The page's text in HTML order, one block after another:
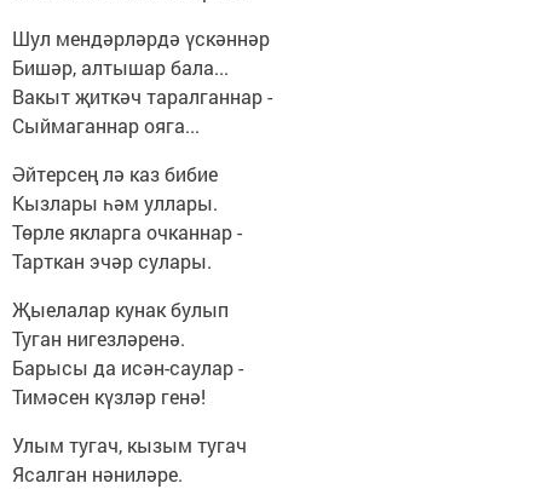
Шул мендәрләрдә үскәннәр
Бишәр, алтышар бала...
Вакыт җиткәч таралганнар -
Сыймаганнар ояга...
Әйтерсең лә каз бибие
Кызлары һәм уллары.
Төрле якларга очканнар -
Тарткан эчәр сулары.
Җыелалар кунак булып
Туган нигезләренә.
Барысы да исән-саулар -
Тимәсен күзләр генә!
Улым тугач, кызым тугач
Ясалган нәниләре.